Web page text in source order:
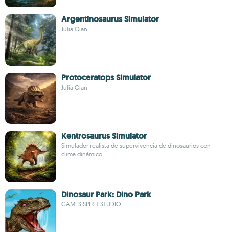
Argentinosaurus Simulator
Julia Qian
Protoceratops Simulator
Julia Qian
Kentrosaurus Simulator
Simulador realista de supervivencia de dinosaurios con
clima dinámico
Dinosaur Park: Dino Park
GAMES SPIRIT STUDIO